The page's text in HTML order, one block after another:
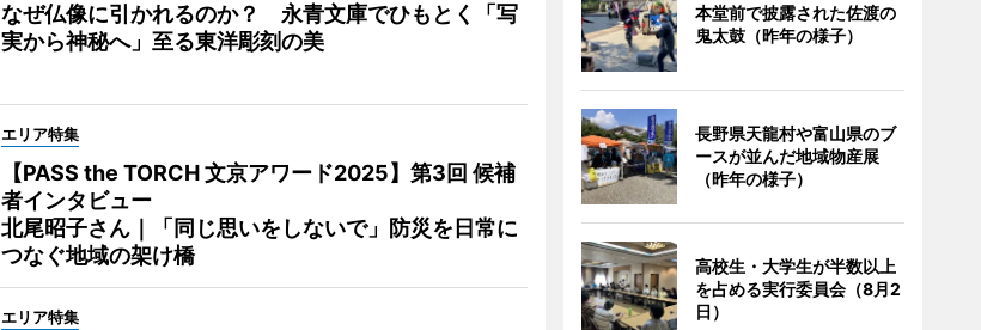
なぜ仏像に引かれるのか？ 永青文庫でひもとく「写
実から神秘へ」至る東洋彫刻の美
エリア特集
【PASS the TORCH 文京アワード2025】第3回 候補
者インタビュー
北尾昭子さん｜「同じ思いをしないで」防災を日常に
つなぐ地域の架け橋
エリア特集
本堂前で披露された佐渡の
鬼太鼓（昨年の様子）
長野県天龍村や富山県のブ
ースが並んだ地域物産展
（昨年の様子）
高校生・大学生が半数以上
を占める実行委員会（8月2
日）